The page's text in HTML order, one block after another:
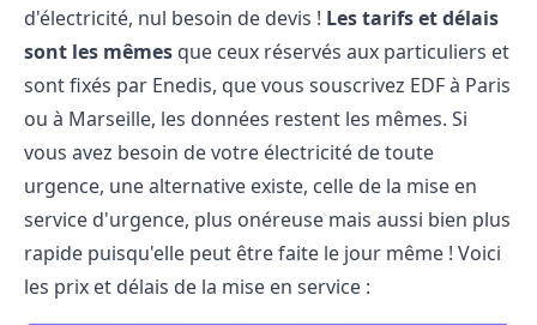
d'électricité, nul besoin de devis ! Les tarifs et délais
sont les mêmes que ceux réservés aux particuliers et
sont fixés par Enedis, que vous souscrivez EDF à Paris
ou à Marseille, les données restent les mêmes. Si
vous avez besoin de votre électricité de toute
urgence, une alternative existe, celle de la mise en
service d'urgence, plus onéreuse mais aussi bien plus
rapide puisqu'elle peut être faite le jour même ! Voici
les prix et délais de la mise en service :